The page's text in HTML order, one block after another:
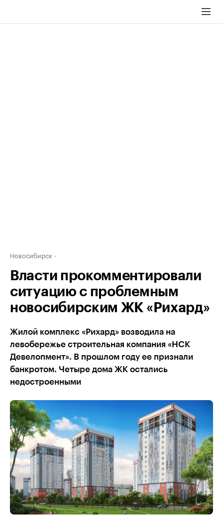
Новосибирск
Власти прокомментировали
ситуацию с проблемным
новосибирским ЖК «Рихард»
Жилой комплекс «Рихард» возводила на
левобережье строительная компания «НСК
Девелопмент». В прошлом году ее признали
банкротом. Четыре дома ЖК остались
недостроенными